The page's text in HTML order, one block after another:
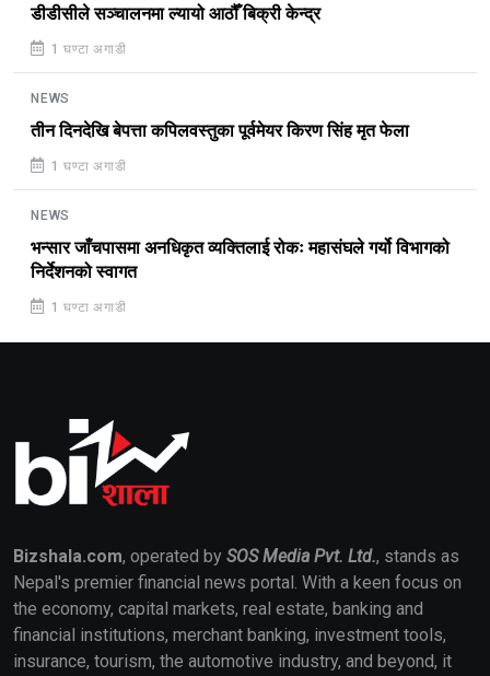
डीडीसीले सञ्चालनमा ल्यायो आठौँ बिक्री केन्द्र
1 घण्टा अगाडी
NEWS
तीन दिनदेखि बेपत्ता कपिलवस्तुका पूर्वमेयर किरण सिंह मृत फेला
1 घण्टा अगाडी
NEWS
भन्सार जाँचपासमा अनधिकृत व्यक्तिलाई रोकः महासंघले गर्यो विभागको
निर्देशनको स्वागत
1 घण्टा अगाडी
Bizshala.com, operated by SOS Media Pvt. Ltd., stands as
Nepal's premier financial news portal. With a keen focus on
the economy, capital markets, real estate, banking and
financial institutions, merchant banking, investment tools,
insurance, tourism, the automotive industry, and beyond, it